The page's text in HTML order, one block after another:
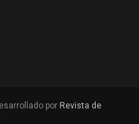
por Revista de